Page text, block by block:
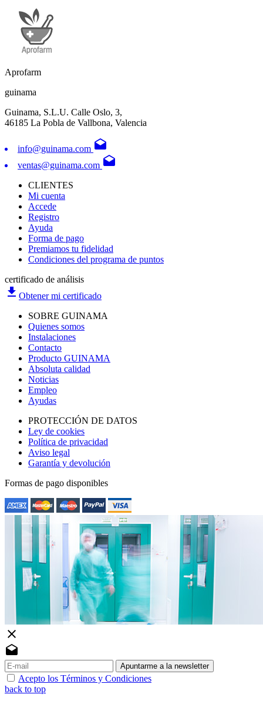
Aprofarm
guinama
Guinama, S.L.U. Calle Oslo, 3,
46185 La Pobla de Vallbona, Valencia
info@guinama.com drafts
ventas@guinama.com drafts
CLIENTES
Mi cuenta
Accede
Registro
Ayuda
Forma de pago
Premiamos tu fidelidad
Condiciones del programa de puntos
certificado de análisis
file_download Obtener mi certificado
SOBRE GUINAMA
Quienes somos
Instalaciones
Contacto
Producto GUINAMA
Absoluta calidad
Noticias
Empleo
Ayudas
PROTECCIÓN DE DATOS
Ley de cookies
Política de privacidad
Aviso legal
Garantía y devolución
Formas de pago disponibles
close
drafts
Apuntarme a la newsletter
Acepto los Términos y Condiciones
back to top